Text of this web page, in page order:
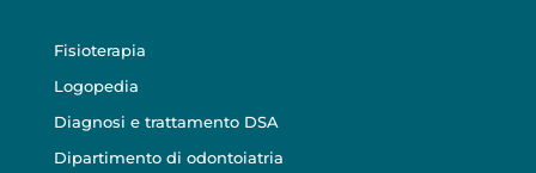
Fisioterapia
Logopedia
Diagnosi e trattamento DSA
Dipartimento di odontoiatria